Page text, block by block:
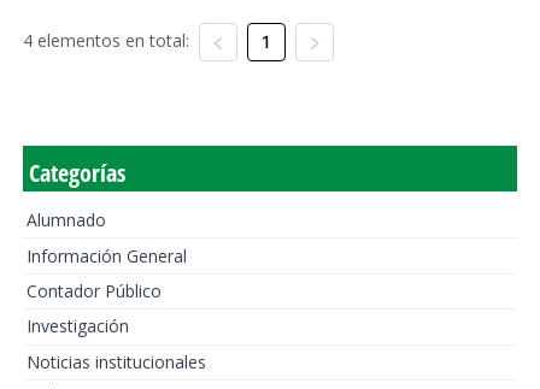
4 elementos en total: 1
Categorías
Alumnado
Información General
Contador Público
Investigación
Noticias institucionales